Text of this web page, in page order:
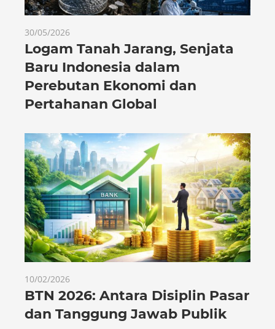
30/05/2026
Logam Tanah Jarang, Senjata
Baru Indonesia dalam
Perebutan Ekonomi dan
Pertahanan Global
10/02/2026
BTN 2026: Antara Disiplin Pasar
dan Tanggung Jawab Publik